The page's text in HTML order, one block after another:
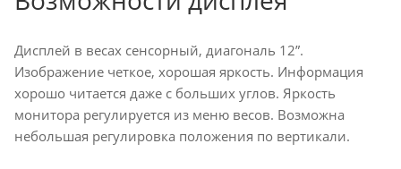
Дисплей в весах сенсорный, диагональ 12”.
Изображение четкое, хорошая яркость. Информация
хорошо читается даже с больших углов. Яркость
монитора регулируется из меню весов. Возможна
небольшая регулировка положения по вертикали.